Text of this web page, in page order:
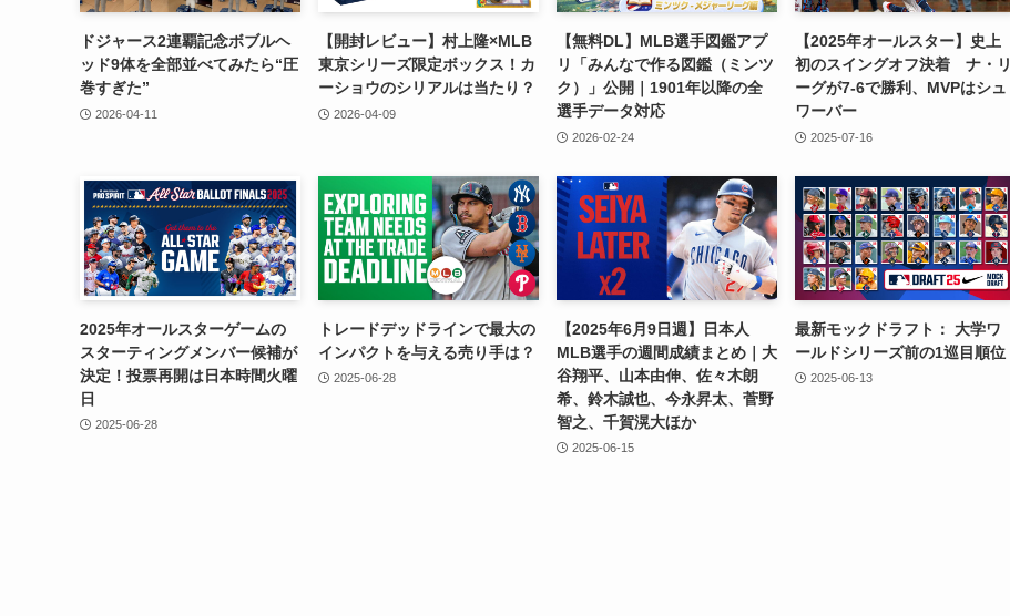
ドジャース2連覇記念ボブルヘ
ッド9体を全部並べてみたら“圧
巻すぎた”
2026-04-11
【開封レビュー】村上隆×MLB
東京シリーズ限定ボックス！カ
ーショウのシリアルは当たり？
2026-04-09
【無料DL】MLB選手図鑑アプ
リ「みんなで作る図鑑（ミンツ
ク）」公開｜1901年以降の全
選手データ対応
2026-02-24
【2025年オールスター】史上
初のスイングオフ決着 ナ・リ
ーグが7-6で勝利、MVPはシュ
ワーバー
2025-07-16
2025年オールスターゲームの
スターティングメンバー候補が
決定！投票再開は日本時間火曜
日
2025-06-28
トレードデッドラインで最大の
インパクトを与える売り手は？
2025-06-28
【2025年6月9日週】日本人
MLB選手の週間成績まとめ｜大
谷翔平、山本由伸、佐々木朗
希、鈴木誠也、今永昇太、菅野
智之、千賀滉大ほか
2025-06-15
最新モックドラフト： 大学ワ
ールドシリーズ前の1巡目順位
2025-06-13